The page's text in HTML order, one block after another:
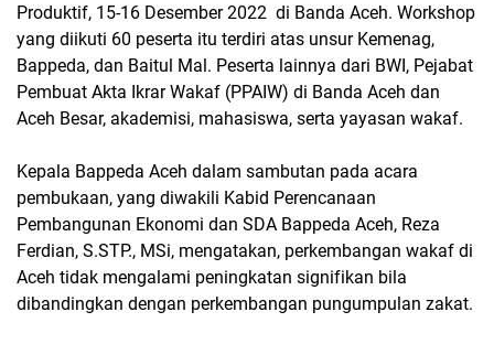
Produktif, 15-16 Desember 2022 di Banda Aceh. Workshop
yang diikuti 60 peserta itu terdiri atas unsur Kemenag,
Bappeda, dan Baitul Mal. Peserta lainnya dari BWI, Pejabat
Pembuat Akta Ikrar Wakaf (PPAIW) di Banda Aceh dan
Aceh Besar, akademisi, mahasiswa, serta yayasan wakaf.
Kepala Bappeda Aceh dalam sambutan pada acara
pembukaan, yang diwakili Kabid Perencanaan
Pembangunan Ekonomi dan SDA Bappeda Aceh, Reza
Ferdian, S.STP., MSi, mengatakan, perkembangan wakaf di
Aceh tidak mengalami peningkatan signifikan bila
dibandingkan dengan perkembangan pungumpulan zakat.